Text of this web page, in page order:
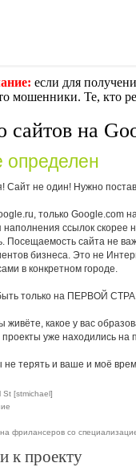
если для
мошенники. Те, кто
сайтов на
Сайт не один! Нужно
только Google.com
ссылок скорее
Посещаемость сайта не
бизнеса. Это не
в конкретном городе.
только на ПЕРВОЙ
живёте, какое у вас
уже находились на
терять и ваше и моё
St [stmichael]
фрилансеров со
к проекту